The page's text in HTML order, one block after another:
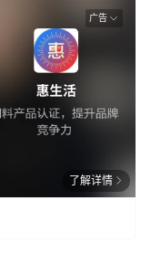
广告
了解详情